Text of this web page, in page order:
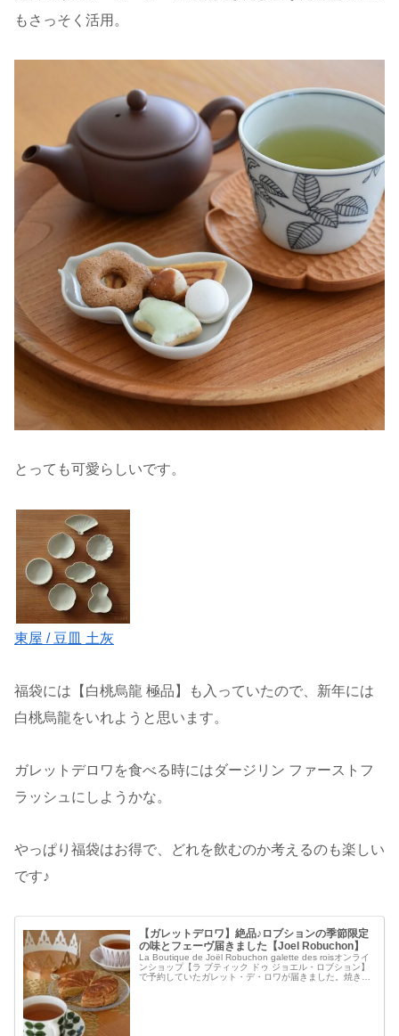
もさっそく活用。
とっても可愛らしいです。
東屋 / 豆皿 土灰
福袋には【白桃烏龍 極品】も入っていたので、新年には
白桃烏龍をいれようと思います。
ガレットデロワを食べる時にはダージリン ファーストフ
ラッシュにしようかな。
やっぱり福袋はお得で、どれを飲むのか考えるのも楽しい
です♪
【ガレットデロワ】絶品♪ロブションの季節限定
の味とフェーヴ届きました【Joel Robuchon】
La Boutique de Joël Robuchon galette des roisオンライ
ンショップ【ラ ブティック ドゥ ジョエル・ロブション】
で予約していたガレット・デ・ロワが届きました。焼き上